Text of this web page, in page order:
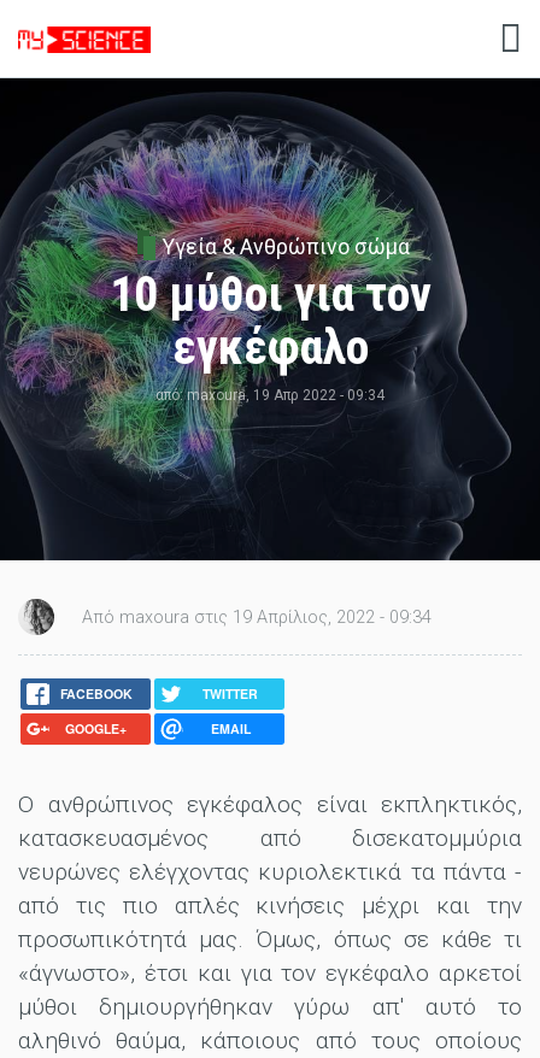
Υγεία & Ανθρώπινο σώμα
10 μύθοι για τον
εγκέφαλο
από:maxoura, 19 Απρ 2022 - 09:34
Από maxoura στις 19 Απρίλιος, 2022 - 09:34
FACEBOOK
TWITTER
GOOGLE+
EMAIL
Ο ανθρώπινος εγκέφαλος είναι εκπληκτικός,
κατασκευασμένος από δισεκατομμύρια
νευρώνες ελέγχοντας κυριολεκτικά τα πάντα -
από τις πιο απλές κινήσεις μέχρι και την
προσωπικότητά μας. Όμως, όπως σε κάθε τι
«άγνωστο», έτσι και για τον εγκέφαλο αρκετοί
μύθοι δημιουργήθηκαν γύρω απ' αυτό το
αληθινό θαύμα, κάποιους από τους οποίους